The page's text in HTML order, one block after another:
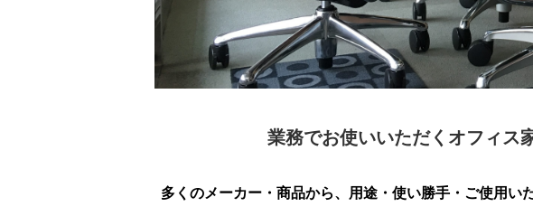
業務でお使いいただくオフィス
多くのメーカー・商品から、用途・使い勝手・ご使用